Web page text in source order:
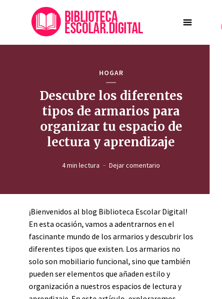
HOGAR
Descubre los diferentes
tipos de armarios para
organizar tu espacio de
lectura y aprendizaje
4 min lectura Dejar comentario
¡Bienvenidos al blog Biblioteca Escolar Digital!
En esta ocasión, vamos a adentrarnos en el
fascinante mundo de los armarios y descubrir los
diferentes tipos que existen. Los armarios no
solo son mobiliario funcional, sino que también
pueden ser elementos que añaden estilo y
organización a nuestros espacios de lectura y